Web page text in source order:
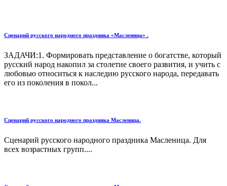
Сценарий русского народного праздника «Масленица» .
ЗАДАЧИ:1. Формировать представление о богатстве, который
русский народ накопил за столетие своего развития, и учить с
любовью относиться к наследию русского народа, передавать
его из поколения в покол...
Сценарий русского народного праздника Масленица.
Сценарий русского народного праздника Масленица. Для
всех возрастных групп....